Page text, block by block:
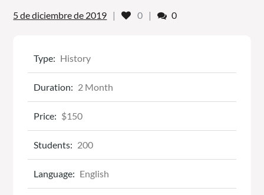
5 de diciembre de 2019 Likes
0 Comments
0
Type: History
Duration: 2 Month
Price: $150
Students: 200
Language: English